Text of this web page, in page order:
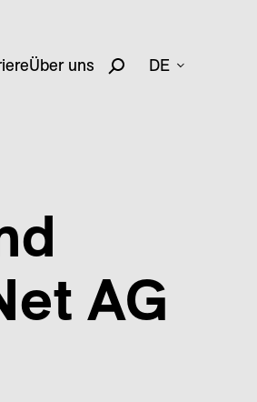
Über uns DE
AG